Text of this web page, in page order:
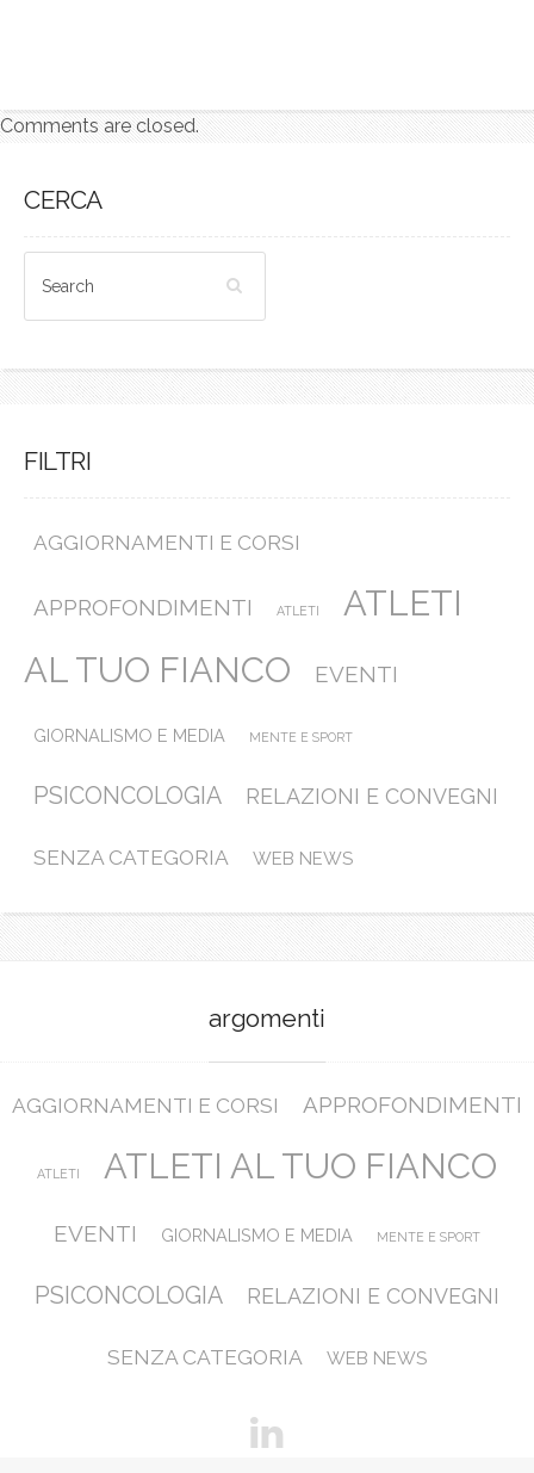
Comments are closed.
CERCA
FILTRI
AGGIORNAMENTI E CORSI
APPROFONDIMENTI ATLETI
ATLETI
AL TUO FIANCO
EVENTI
GIORNALISMO E MEDIA MENTE E SPORT
PSICONCOLOGIA RELAZIONI E CONVEGNI
SENZA CATEGORIA WEB NEWS
argomenti
AGGIORNAMENTI E CORSI APPROFONDIMENTI
ATLETI ATLETI AL TUO FIANCO
EVENTI GIORNALISMO E MEDIA MENTE E SPORT
PSICONCOLOGIA RELAZIONI E CONVEGNI
SENZA CATEGORIA WEB NEWS